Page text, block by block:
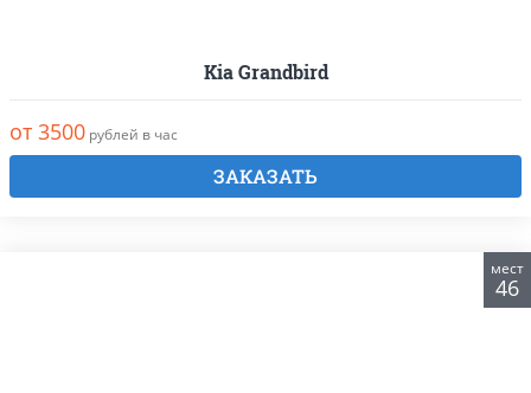
Kia Grandbird
от 3500 рублей в час
ЗАКАЗАТЬ
мест
46